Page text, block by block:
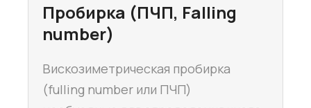
Пробирка (ПЧП, Falling
number)
Вискозиметрическая пробирка
(fulling number или ПЧП)